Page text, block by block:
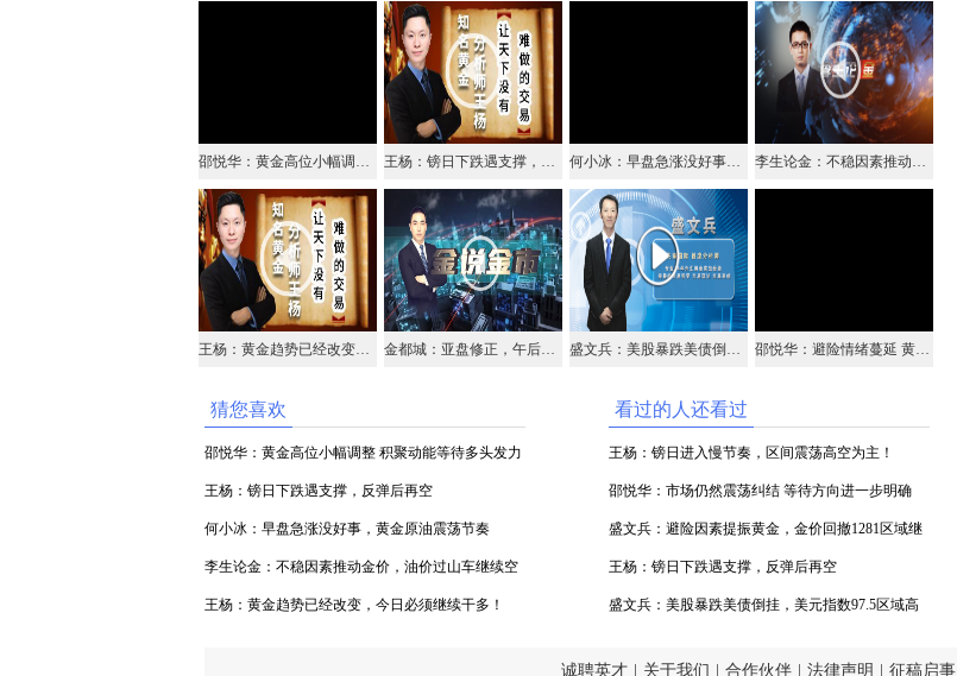
邵悦华：黄金高位小幅调整 积聚动能等待多头发力 王杨：镑日下跌遇支撑，反弹后再空 何小冰：早盘急涨没好事，黄金原油震荡节奏 李生论金：不稳因素推动金价，油价过山车继续空（视频）
王杨：黄金趋势已经改变，今日必须继续干多！ 金都城：亚盘修正，午后做布局 盛文兵：美股暴跌美债倒挂，美元指数97.5区域高空 邵悦华：避险情绪蔓延 黄金日元继续多头
猜您喜欢
邵悦华：黄金高位小幅调整 积聚动能等待多头发力
王杨：镑日下跌遇支撑，反弹后再空
何小冰：早盘急涨没好事，黄金原油震荡节奏
李生论金：不稳因素推动金价，油价过山车继续空
（视频）
王杨：黄金趋势已经改变，今日必须继续干多！
看过的人还看过
王杨：镑日进入慢节奏，区间震荡高空为主！
邵悦华：市场仍然震荡纠结 等待方向进一步明确
盛文兵：避险因素提振黄金，金价回撤1281区域继
续做多
王杨：镑日下跌遇支撑，反弹后再空
盛文兵：美股暴跌美债倒挂，美元指数97.5区域高
诚聘英才 关于我们 合作伙伴 法律声明 征稿启事